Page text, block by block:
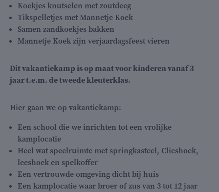
Koekjes knutselen met zoutdeeg
Tikspelletjes met Mannetje Koek
Samen zandkoekjes bakken
Mannetje Koek zijn verjaardagsfeest vieren
Dit vakantiekamp is op maat voor kinderen vanaf 3
jaar t.e.m. de tweede kleuterklas.
Hier gaan we op vakantiekamp:
Een school die we inrichten tot een vrolijke
kamplocatie
Heel wat speelruimte met springkasteel, Clicshoek,
leeshoek en spelkoffer
Een vertrouwde omgeving dicht bij huis
Een kamplocatie waar broer of zus van 3 tot 12 jaar